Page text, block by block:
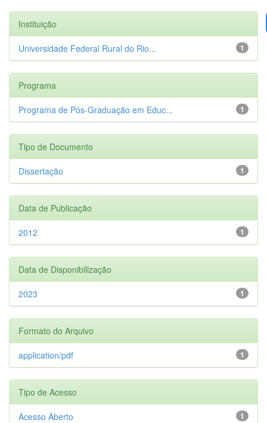
Instituição
1
Universidade Federal Rural do Rio...
Programa
1
Programa de Pós-Graduação em Educ...
Tipo de Documento
1
Dissertação
Data de Publicação
1
2012
Data de Disponibilização
1
2023
Formato do Arquivo
1
application/pdf
Tipo de Acesso
1
Acesso Aberto